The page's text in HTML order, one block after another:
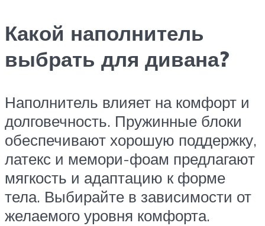
Какой наполнитель
выбрать для дивана?
Наполнитель влияет на комфорт и
долговечность. Пружинные блоки
обеспечивают хорошую поддержку,
латекс и мемори-фоам предлагают
мягкость и адаптацию к форме
тела. Выбирайте в зависимости от
желаемого уровня комфорта.